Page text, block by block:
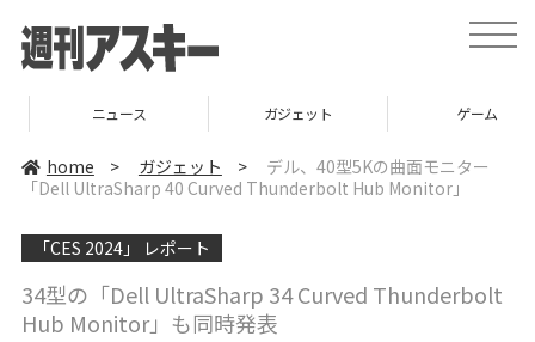
t
o
e
n
ニュース ガジェット ゲーム
home > ガジェット >
デル、40型5Kの曲面モニター
「Dell UltraSharp 40 Curved Thunderbolt Hub Monitor」
「CES 2024」 レポート
34型の「Dell UltraSharp 34 Curved Thunderbolt
Hub Monitor」も同時発表